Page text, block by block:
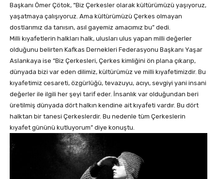
Başkanı Ömer Çötok, “Biz Çerkesler olarak kültürümüzü yaşıyoruz,
yaşatmaya çalışıyoruz. Ama kültürümüzü Çerkes olmayan
dostlarımız da tanısın, asıl gayemiz amacımız bu” dedi.
Milli kıyafetlerin halkları halk, ulusları ulus yapan milli değerler
olduğunu belirten Kafkas Dernekleri Federasyonu Başkanı Yaşar
Aslankaya ise “Biz Çerkesleri, Çerkes kimliğini ön plana çıkarıp,
dünyada bizi var eden dilimiz, kültürümüz ve milli kıyafetimizdir. Bu
kıyafetimiz cesareti, özgürlüğü, tevazuyu, acıyı, sevgiyi yani insani
değerler ile ilgili her şeyi tarif eder. İnsanlık var olduğundan beri
üretilmiş dünyada dört halkın kendine ait kıyafeti vardır. Bu dört
halktan bir tanesi Çerkeslerdir. Bu nedenle tüm Çerkeslerin
kıyafet gününü kutluyorum” diye konuştu.